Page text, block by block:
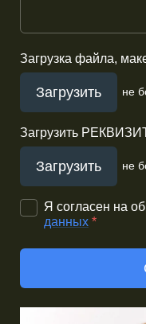
Загрузка файла,
Загрузить не
Загрузить
Загрузить не
Я согласен на
данных *